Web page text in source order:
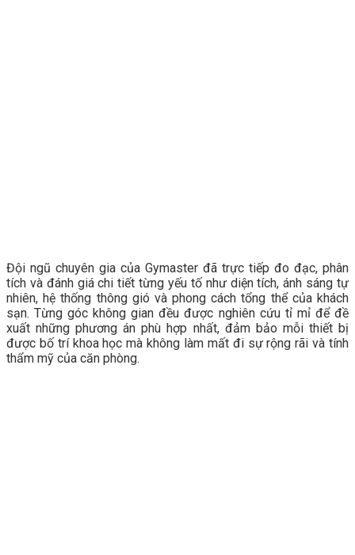
Đội ngũ chuyên gia của Gymaster đã trực tiếp đo đạc, phân
tích và đánh giá chi tiết từng yếu tố như diện tích, ánh sáng tự
nhiên, hệ thống thông gió và phong cách tổng thể của khách
sạn. Từng góc không gian đều được nghiên cứu tỉ mỉ để đề
xuất những phương án phù hợp nhất, đảm bảo mỗi thiết bị
được bố trí khoa học mà không làm mất đi sự rộng rãi và tính
thẩm mỹ của căn phòng.